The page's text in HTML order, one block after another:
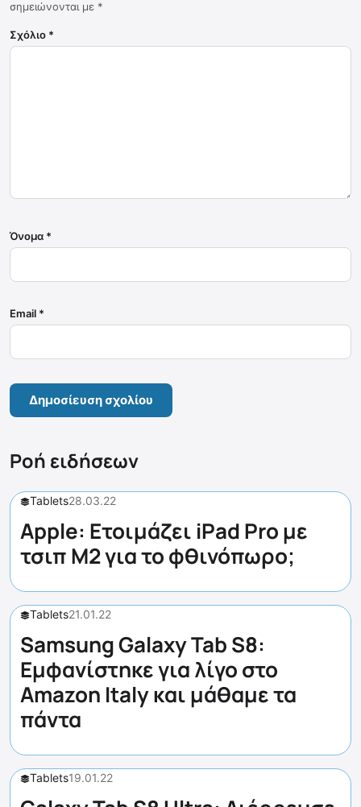
σημειώνονται με *
Σχόλιο *
Όνομα *
Email *
Ροή ειδήσεων
Tablets28.03.22
Apple: Ετοιμάζει iPad Pro με
τσιπ M2 για το φθινόπωρο;
Tablets21.01.22
Samsung Galaxy Tab S8:
Εμφανίστηκε για λίγο στο
Amazon Italy και μάθαμε τα
πάντα
Tablets19.01.22